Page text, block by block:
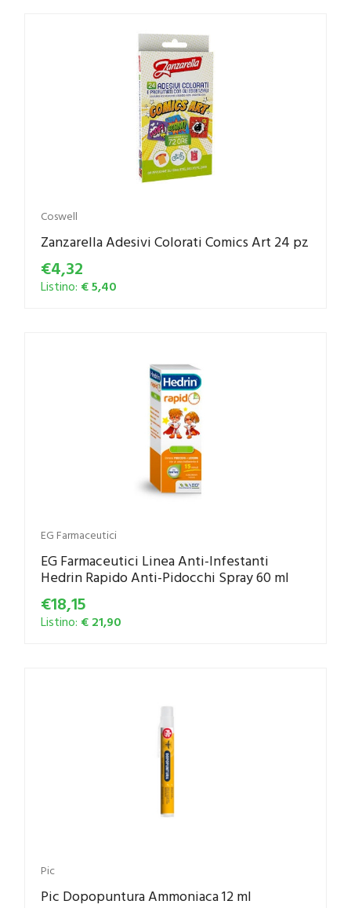
Coswell
Zanzarella Adesivi Colorati Comics Art 24 pz
€4,32
Listino: € 5,40
EG Farmaceutici
EG Farmaceutici Linea Anti-Infestanti
Hedrin Rapido Anti-Pidocchi Spray 60 ml
€18,15
Listino: € 21,90
Pic
Pic Dopopuntura Ammoniaca 12 ml